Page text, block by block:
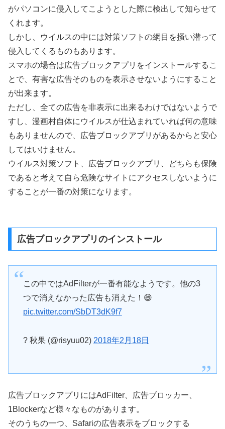
がパソコンに侵入してこようとした際に検出して知らせて
くれます。
しかし、ウイルスの中には対策ソフトの網目を掻い潜って
侵入してくるものもあります。
スマホの場合は広告ブロックアプリをインストールするこ
とで、有害な広告そのものを表示させないようにすること
が出来ます。
ただし、全ての広告を非表示に出来るわけではないようで
すし、漫画村自体にウイルスが仕込まれていれば何の意味
もありませんので、広告ブロックアプリがあるからと安心
してはいけません。
ウイルス対策ソフト、広告ブロックアプリ、どちらも保険
であると考えて自ら危険なサイトにアクセスしないように
することが一番の対策になります。
広告ブロックアプリのインストール
この中ではAdFilterが一番有能なようです。他の3
つで消えなかった広告も消えた！😄
pic.twitter.com/SbDT3dK9f7
? 秋果 (@risyuu02) 2018年2月18日
広告ブロックアプリにはAdFilter、広告ブロッカー、
1Blockerなど様々なものがあります。
そのうちの一つ、Safariの広告表示をブロックする